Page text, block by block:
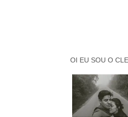
OI EU SOU O